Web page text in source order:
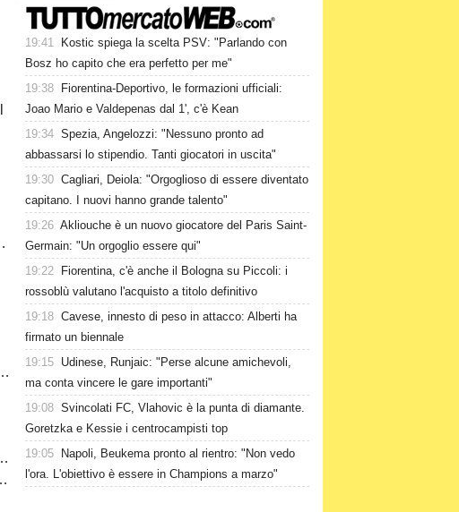
19:41
Kostic spiega la scelta PSV: "Parlando con
Bosz ho capito che era perfetto per me"
19:38
Fiorentina-Deportivo, le formazioni ufficiali:
Joao Mario e Valdepenas dal 1', c'è Kean
19:34 Spezia, Angelozzi: "Nessuno pronto ad
abbassarsi lo stipendio. Tanti giocatori in uscita"
19:30 Cagliari, Deiola: "Orgoglioso di essere diventato
capitano. I nuovi hanno grande talento"
19:26 Akliouche è un nuovo giocatore del Paris Saint-
Germain: "Un orgoglio essere qui"
19:22
Fiorentina, c'è anche il Bologna su Piccoli: i
rossoblù valutano l'acquisto a titolo definitivo
19:18 Cavese, innesto di peso in attacco: Alberti ha
firmato un biennale
19:15 Udinese, Runjaic: "Perse alcune amichevoli,
ma conta vincere le gare importanti"
19:08 Svincolati FC, Vlahovic è la punta di diamante.
Goretzka e Kessie i centrocampisti top
19:05
Napoli, Beukema pronto al rientro: "Non vedo
l'ora. L'obiettivo è essere in Champions a marzo"